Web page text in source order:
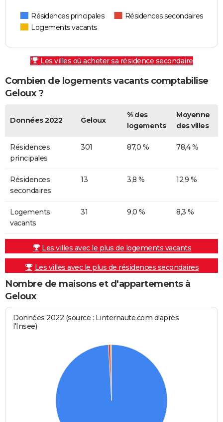
Résidences principales
Résidences secondaires
Logements vacants
Les villes où acheter sa résidence secondaire
Combien de logements vacants comptabilise
Geloux ?
Données 2022 Geloux
% des
logements
Moyenne
des villes
Résidences
principales
301 87,0 % 78,4 %
Résidences
secondaires
13 3,8 % 12,9 %
Logements
vacants
31 9,0 % 8,3 %
Les villes avec le plus de logements vacants
Les villes avec le plus de résidences secondaires
Nombre de maisons et d'appartements à
Geloux
Données 2022 (source : Linternaute.com d'après
l'Insee)